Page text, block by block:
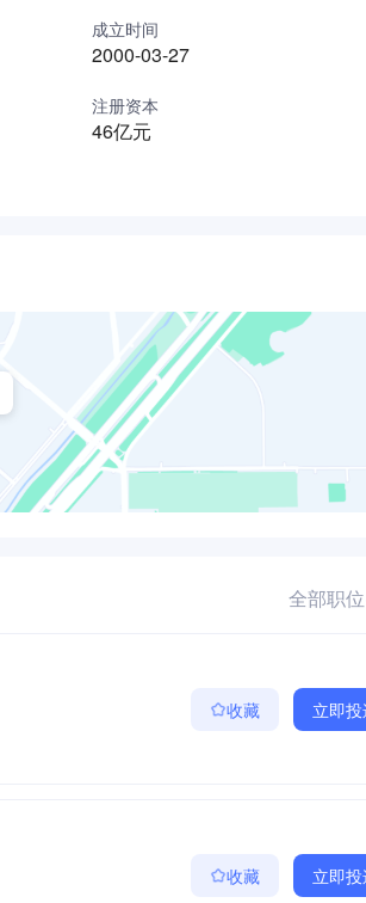
成立时间
2000-03-27
注册资本
46亿元
全部职位
收藏 立即投
收藏 立即投